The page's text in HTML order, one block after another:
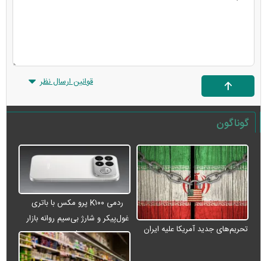
قوانین ارسال نظر
گوناگون
تحریم‌های جدید آمریکا علیه ایران
ردمی K۱۰۰ پرو مکس با باتری
غول‌پیکر و شارژ بی‌سیم روانه بازار
می‌شود